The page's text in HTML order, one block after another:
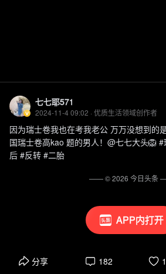
APP内打开
七七耶571
2024-11-4 09:02 · 优质生活领域创作者
因为瑞士卷我也在考我老公 万万没想到的
国瑞士卷高kao 题的男人！@七七大头🦁️
后 #反转 #二胎
分享 182
—— ©2026 今日头条